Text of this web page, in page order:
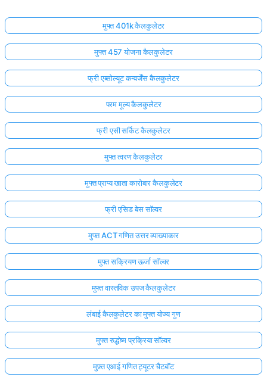
मुफ्त 401k कैलकुलेटर
मुफ्त 457 योजना कैलकुलेटर
फ्री एब्सोल्यूट कन्वर्जेंस कैलकुलेटर
परम मूल्य कैलकुलेटर
फ्री एसी सर्किट कैलकुलेटर
मुफ्त त्वरण कैलकुलेटर
मुफ्त प्राप्य खाता कारोबार कैलकुलेटर
फ्री एसिड बेस सॉल्वर
मुफ्त ACT गणित उत्तर व्याख्याकार
मुफ्त सक्रियण ऊर्जा सॉल्वर
मुफ्त वास्तविक उपज कैलकुलेटर
लंबाई कैलकुलेटर का मुफ्त योज्य गुण
मुफ्त रुद्धोष्म प्रक्रिया सॉल्वर
मुफ़्त एआई गणित ट्यूटर चैटबॉट